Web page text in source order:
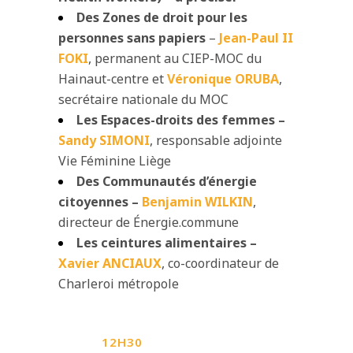
Des Zones de droit pour les
personnes sans papiers – Jean-Paul II
FOKI, permanent au CIEP-MOC du
Hainaut-centre etVéronique ORUBA,
secrétaire nationale du MOC
Les Espaces-droits des femmes –
Sandy SIMONI, responsable adjointe
Vie Féminine Liège
Des Communautés d’énergie
citoyennes – Benjamin WILKIN,
directeur de Énergie.commune
Les ceintures alimentaires –
Xavier ANCIAUX, co-coordinateur de
Charleroi métropole
12H30